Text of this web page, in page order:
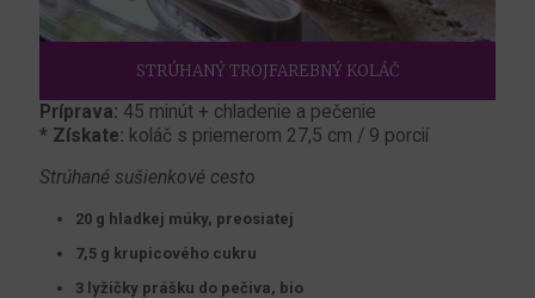
STRÚHANÝ TROJFAREBNÝ KOLÁČ
Príprava: 45 minút + chladenie a pečenie
* Získate: koláč s priemerom 27,5 cm / 9 porcií
Strúhané sušienkové cesto
20 g hladkej múky, preosiatej
7,5 g krupicového cukru
3 lyžičky prášku do pečiva, bio